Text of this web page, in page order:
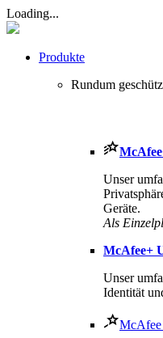
Loading...
Produkte
Rundum
McAfee
Unser
Geräte.
Als
McAfee+
Unser
Identität
McAfee